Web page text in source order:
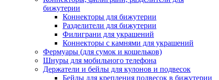
бижутерии
Коннекторы для бижутерии
Разделители для бижутерии
Филиграни для украшений
Коннекторы с камнями для украшений
Фермуары (для сумок и кошельков)
Шнуры для мобильного телефона
Держатели и бейлы для кулонов и подвесок
Бейлы для крепления подвесок в бижутерии